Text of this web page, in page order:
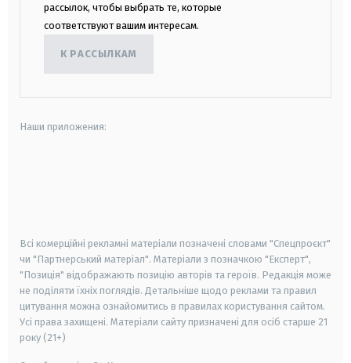
рассылок, чтобы выбрать те, которые
соответствуют вашим интересам.
К РАССЫЛКАМ
Наши приложения:
Всі комерційні рекламні матеріали позначені словами "Спецпроєкт"
чи "Партнерський матеріал". Матеріали з позначкою "Експерт",
"Позиція" відображають позицію авторів та героїв. Редакція може
не поділяти їхніх поглядів. Детальніше щодо реклами та правил
цитування можна ознайомитись в правилах користування сайтом.
Усі права захищені. Матеріали сайту призначені для осіб старше 21
року (21+)